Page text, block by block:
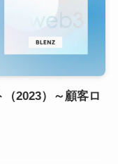
2023）～顧客ロ